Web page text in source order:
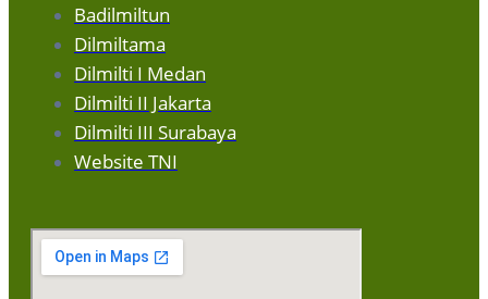
Badilmiltun
Dilmiltama
Dilmilti I Medan
Dilmilti II Jakarta
Dilmilti III Surabaya
Website TNI